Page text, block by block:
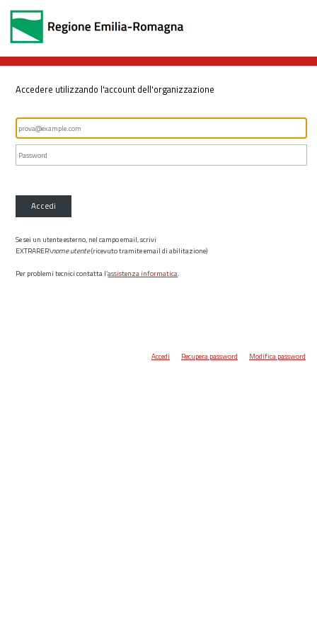
Accedere utilizzando l'account dell'organizzazione
Accedi
Se sei un utente esterno, nel campo email, scrivi
EXTRARER\nome utente(ricevuto tramite email di abilitazione)
Per problemi tecnici contatta l’assistenza informatica.
Accedi Recupera password Modifica password